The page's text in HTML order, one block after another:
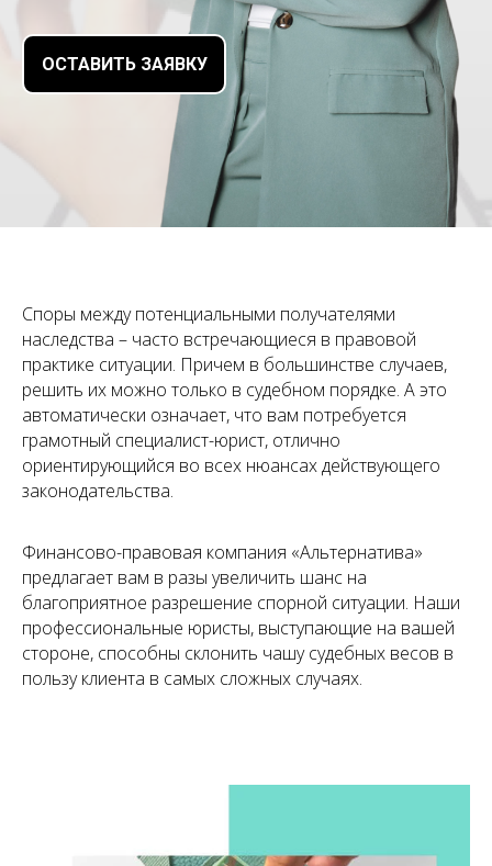
ОСТАВИТЬ ЗАЯВКУ
Споры между потенциальными получателями
наследства – часто встречающиеся в правовой
практике ситуации. Причем в большинстве случаев,
решить их можно только в судебном порядке. А это
автоматически означает, что вам потребуется
грамотный специалист-юрист, отлично
ориентирующийся во всех нюансах действующего
законодательства.
Финансово-правовая компания «Альтернатива»
предлагает вам в разы увеличить шанс на
благоприятное разрешение спорной ситуации. Наши
профессиональные юристы, выступающие на вашей
стороне, способны склонить чашу судебных весов в
пользу клиента в самых сложных случаях.